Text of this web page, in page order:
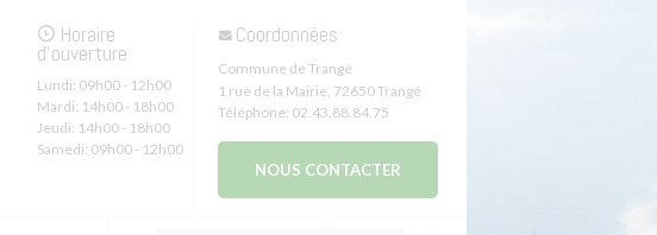
Horaire
d'ouverture
Lundi: 09h00 - 12h00
Mardi: 14h00 - 18h00
Jeudi: 14h00 - 18h00
Samedi: 09h00 - 12h00
Coordonnées
Commune de Trangé
1 rue de la Mairie, 72650Trangé
Téléphone: 02.43.88.84.75
NOUS CONTACTER